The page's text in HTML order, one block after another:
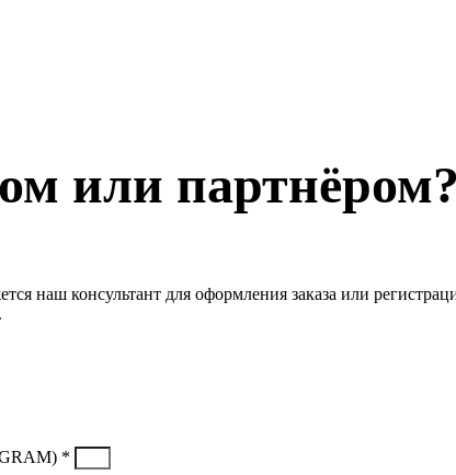
или
наш консультант для оформления заказа или
*